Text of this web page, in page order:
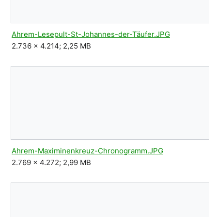
Ahrem-Lesepult-St-Johannes-der-Täufer.JPG
2.736 × 4.214; 2,25 MB
Ahrem-Maximinenkreuz-Chronogramm.JPG
2.769 × 4.272; 2,99 MB